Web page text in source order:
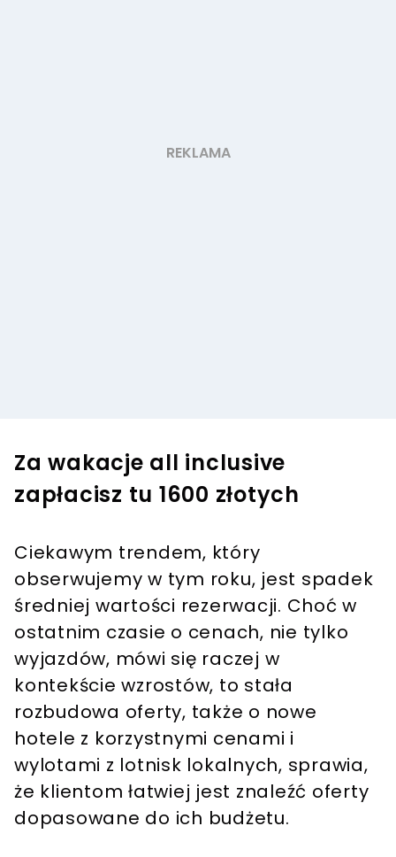
Za wakacje all inclusive
zapłacisz tu 1600 złotych
Ciekawym trendem, który
obserwujemy w tym roku, jest spadek
średniej wartości rezerwacji. Choć w
ostatnim czasie o cenach, nie tylko
wyjazdów, mówi się raczej w
kontekście wzrostów, to stała
rozbudowa oferty, także o nowe
hotele z korzystnymi cenami i
wylotami z lotnisk lokalnych, sprawia,
że klientom łatwiej jest znaleźć oferty
dopasowane do ich budżetu.